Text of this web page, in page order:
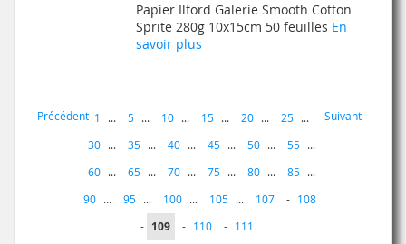
MA
LISTE
COMPARATEUR
Papier Ilford Galerie Smooth Cotton
Sprite 280g 10x15cm 50 feuilles En
savoir plus
Page
Page
Précédent Page
1 ... 5 ... 10 ... 15 ... 20 ... 25 ...
30 ... 35 ... 40 ... 45 ... 50 ... 55 ...
60 ... 65 ... 70 ... 75 ... 80 ... 85 ...
90 ... 95 ... 100 ... 105 ... Page
107 - Page
108
- Vous
109 - Page
110 - Page
111
Page
Suivant